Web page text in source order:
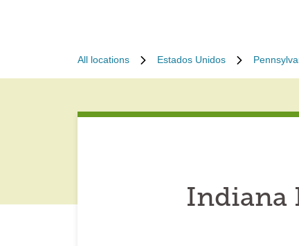
All locations Estados Unidos
Indiana